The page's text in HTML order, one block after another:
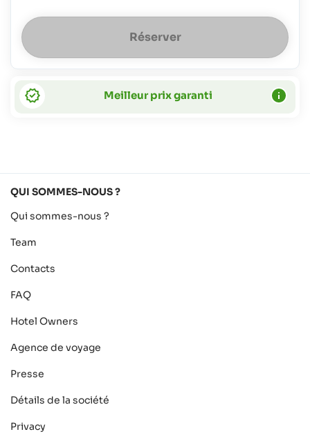
Réserver
Meilleur prix garanti
QUI SOMMES-NOUS ?
Qui sommes-nous ?
Team
Contacts
FAQ
Hotel Owners
Agence de voyage
Presse
Détails de la société
Privacy